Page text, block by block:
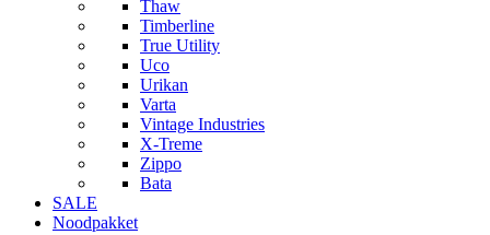
Thaw
Timberline
True Utility
Uco
Urikan
Varta
Vintage Industries
X-Treme
Zippo
Bata
SALE
Noodpakket